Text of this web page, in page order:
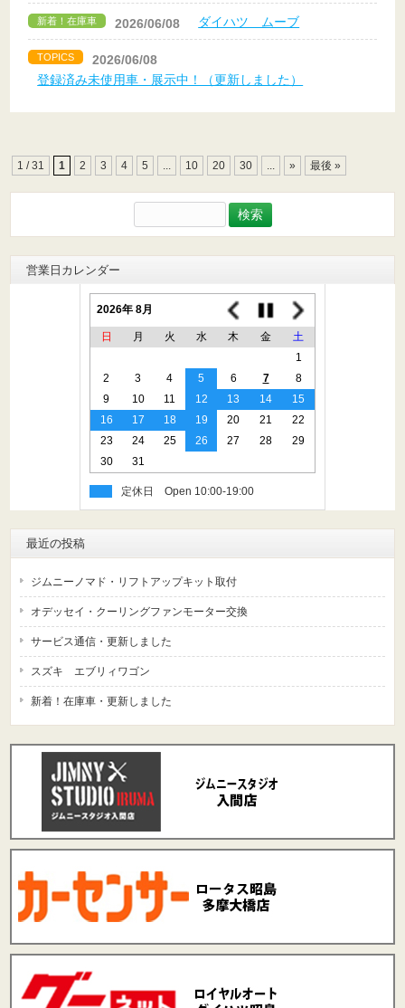
新着！在庫車 2026/06/08 ダイハツ ムーブ
TOPICS
2026/06/08
登録済み未使用車・展示中！（更新しました）
1 / 31 1 2 3 4 5 ... 10 20 30 ... » 最後 »
索:
営業日カレンダー
2026年 8月
日 月 火 水 木 金
土
1
2
3 4 5 6 7
8
9
10 11 12 13 14
15
16
17 18 19 20 21
22
23
24 25 26 27 28
29
30
31
定休日
最近の投稿
ジムニーノマド・リフトアップキット取付
オデッセイ・クーリングファンモーター交換
サービス通信・更新しました
スズキ エブリィワゴン
新着！在庫車・更新しました